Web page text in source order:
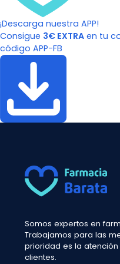
¡Descarga nuestra APP!
Consigue 3€ EXTRA en tu
código APP-FB
Somos expertos en
Trabajamos para las
prioridad es la
clientes.